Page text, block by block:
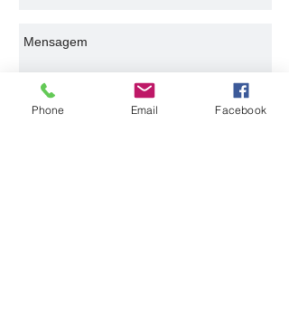
Phone Email Facebook